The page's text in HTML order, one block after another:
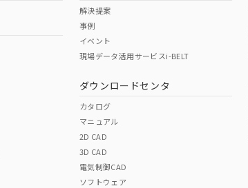
解決提案
事例
イベント
現場データ活用サービスi-BELT
ダウンロードセンタ
カタログ
マニュアル
2D CAD
3D CAD
電気制御CAD
ソフトウェア